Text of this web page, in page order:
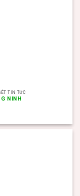
TIN TỨC
NINH